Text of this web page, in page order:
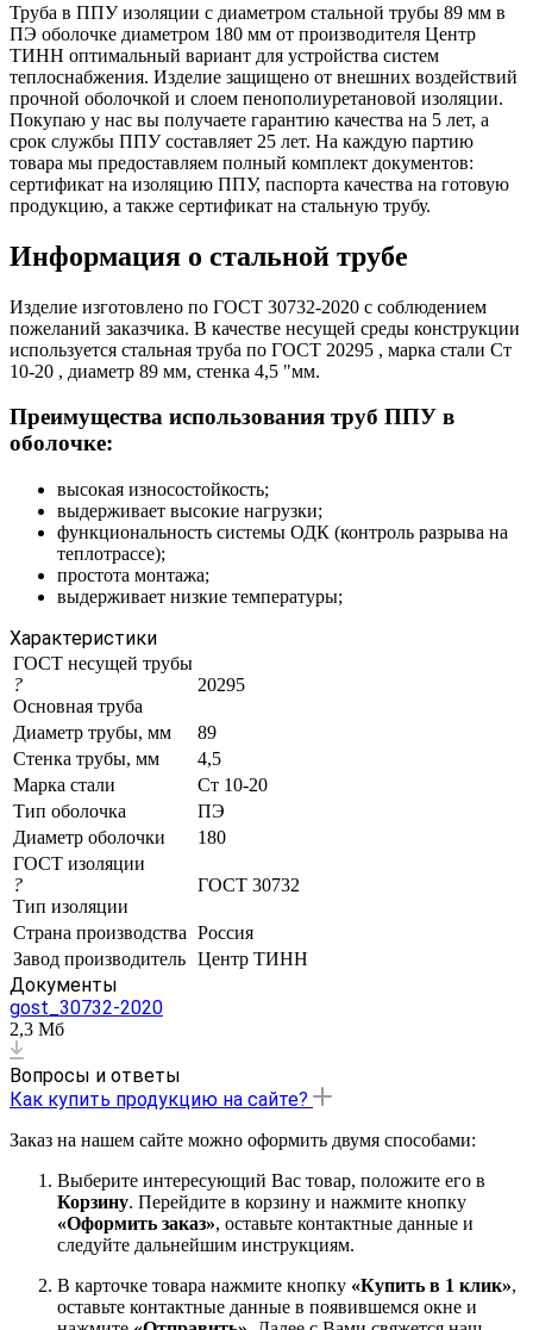
Труба в ППУ изоляции с диаметром стальной трубы 89 мм в
ПЭ оболочке диаметром 180 мм от производителя Центр
ТИНН оптимальный вариант для устройства систем
теплоснабжения. Изделие защищено от внешних воздействий
прочной оболочкой и слоем пенополиуретановой изоляции.
Покупаю у нас вы получаете гарантию качества на 5 лет, а
срок службы ППУ составляет 25 лет. На каждую партию
товара мы предоставляем полный комплект документов:
сертификат на изоляцию ППУ, паспорта качества на готовую
продукцию, а также сертификат на стальную трубу.
Информация о стальной трубе
Изделие изготовлено по ГОСТ 30732-2020 с соблюдением
пожеланий заказчика. В качестве несущей среды конструкции
используется стальная труба по ГОСТ 20295 , марка стали Ст
10-20 , диаметр 89 мм, стенка 4,5 "мм.
Преимущества использования труб ППУ в
оболочке:
высокая износостойкость;
выдерживает высокие нагрузки;
функциональность системы ОДК (контроль разрыва на
теплотрассе);
простота монтажа;
выдерживает низкие температуры;
Характеристики
ГОСТ несущей трубы
?
Основная труба
20295
Диаметр трубы, мм
89
Стенка трубы, мм
4,5
Марка стали
Ст 10-20
Тип оболочка
ПЭ
Диаметр оболочки
180
ГОСТ изоляции
?
Тип изоляции
ГОСТ 30732
Страна производства Россия
Завод производитель Центр ТИНН
Документы
gost_30732-2020
2,3 Мб
Вопросы и ответы
Как купить продукцию на сайте?
Заказ на нашем сайте можно оформить двумя способами:
Выберите интересующий Вас товар, положите его в
Корзину. Перейдите в корзину и нажмите кнопку
«Оформить заказ», оставьте контактные данные и
следуйте дальнейшим инструкциям.
В карточке товара нажмите кнопку «Купить в 1 клик»,
оставьте контактные данные в появившемся окне и